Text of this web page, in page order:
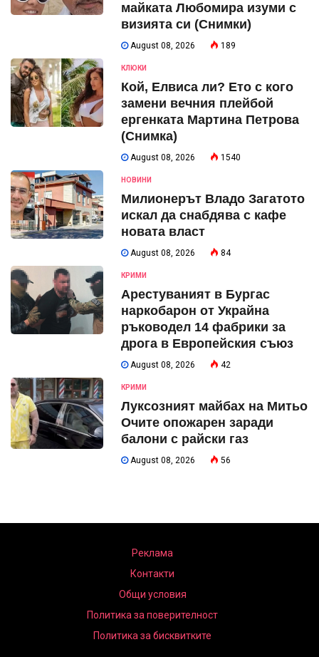
майката Любомира изуми с
визията си (Снимки)
August 08, 2026 189
КЛЮКИ
Кой, Елвиса ли? Ето с кого
замени вечния плейбой
ергенката Мартина Петрова
(Снимка)
August 08, 2026 1540
НОВИНИ
Милионерът Владо Загатото
искал да снабдява с кафе
новата власт
August 08, 2026 84
КРИМИ
Арестуваният в Бургас
наркобарон от Украйна
ръководел 14 фабрики за
дрога в Европейския съюз
August 08, 2026 42
КРИМИ
Луксозният майбах на Митьо
Очите опожарен заради
балони с райски газ
August 08, 2026 56
Реклама
Контакти
Общи условия
Политика за поверителност
Политика за бисквитките